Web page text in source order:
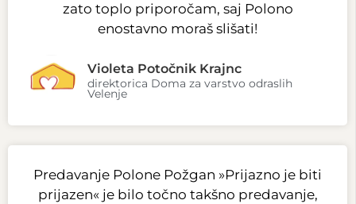
zato toplo priporočam, saj Polono
enostavno moraš slišati!
Violeta Potočnik Krajnc
direktorica Doma za varstvo odraslih
Velenje
Predavanje Polone Požgan »Prijazno je biti
prijazen« je bilo točno takšno predavanje,